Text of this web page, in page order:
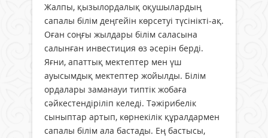
Жалпы, қызылордалық оқушылардың
сапалы білім деңгейін көрсетуі түсінікті-ақ.
Оған соңғы жылдары білім саласына
салынған инвестиция өз әсерін берді.
Яғни, апаттық мектептер мен үш
ауысымдық мектептер жойылды. Білім
ордалары заманауи типтік жобаға
сәйкестендіріліп келеді. Тәжірибелік
сыныптар артып, көрнекілік құралдармен
сапалы білім ала бастады. Ең бастысы,